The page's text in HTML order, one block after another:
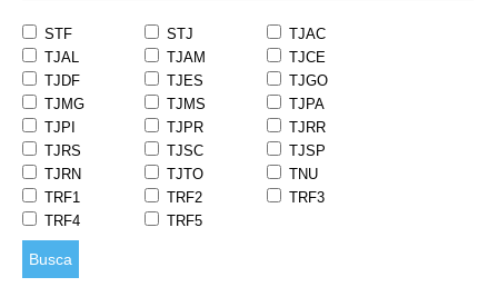
STF STJ
TJAC
TJAL
TJAM
TJCE
TJDF
TJES
TJGO
TJMG
TJMS
TJPA
TJPI
TJPR
TJRR
TJRS
TJSC
TJSP
TJRN
TJTO
TNU
TRF1
TRF2
TRF3
TRF4
TRF5
Busca